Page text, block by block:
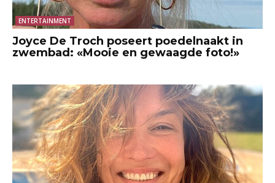
ENTERTAINMENT
Joyce De Troch poseert poedelnaakt in
zwembad: «Mooie en gewaagde foto!»